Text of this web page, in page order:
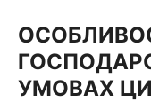
УМОВАХ